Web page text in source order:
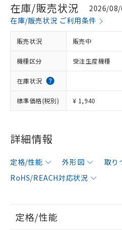
在庫/販売状況
2026/08/
在庫/販売状況 ご利用条件
販売状況 販売中
機種区分 受注生産機種
在庫状況
標準価格(税別) ¥ 1,940
詳細情報
定格/性能 外形図 取り
RoHS/REACH対応状況
定格/性能